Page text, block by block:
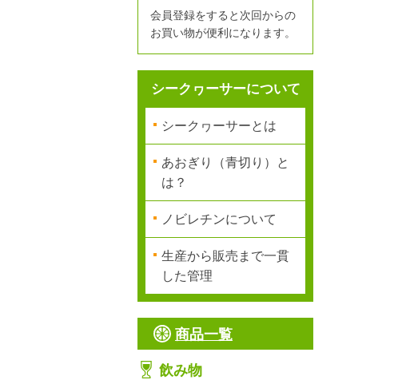
会員登録をすると次回からの
お買い物が便利になります。
シークヮーサーについて
シークヮーサーとは
あおぎり（青切り）と
は？
ノビレチンについて
生産から販売まで一貫
した管理
商品一覧
飲み物